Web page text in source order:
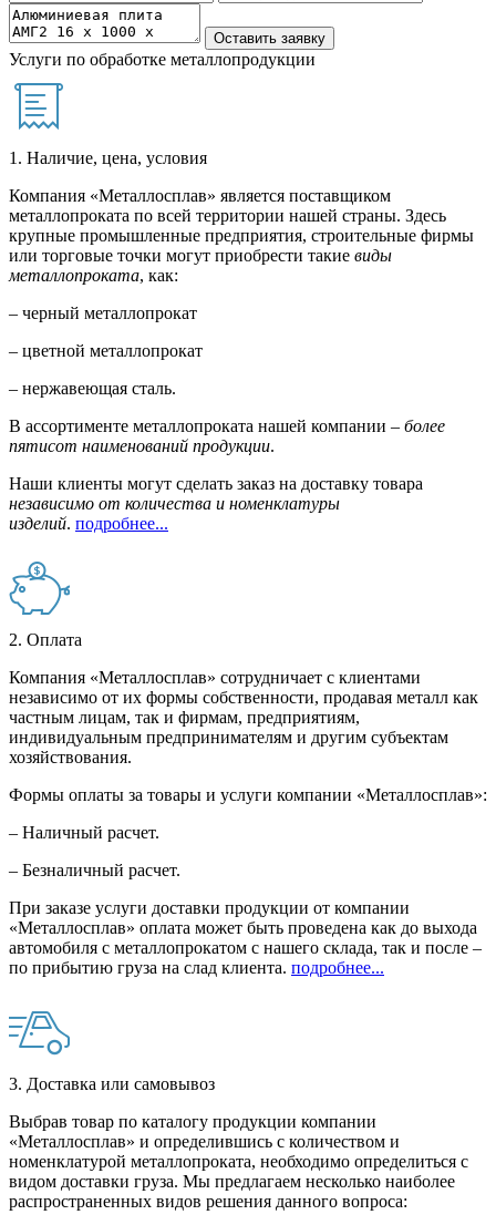
Услуги по обработке металлопродукции
1. Наличие, цена, условия
Компания «Металлосплав» является поставщиком
металлопроката по всей территории нашей страны. Здесь
крупные промышленные предприятия, строительные фирмы
или торговые точки могут приобрести такие виды
металлопроката, как:
– черный металлопрокат
– цветной металлопрокат
– нержавеющая сталь.
В ассортименте металлопроката нашей компании – более
пятисот наименований продукции.
Наши клиенты могут сделать заказ на доставку товара
независимо от количества и номенклатуры
изделий. подробнее...
2. Оплата
Компания «Металлосплав» сотрудничает с клиентами
независимо от их формы собственности, продавая металл как
частным лицам, так и фирмам, предприятиям,
индивидуальным предпринимателям и другим субъектам
хозяйствования.
Формы оплаты за товары и услуги компании «Металлосплав»:
– Наличный расчет.
– Безналичный расчет.
При заказе услуги доставки продукции от компании
«Металлосплав» оплата может быть проведена как до выхода
автомобиля с металлопрокатом с нашего склада, так и после –
по прибытию груза на слад клиента. подробнее...
3. Доставка или самовывоз
Выбрав товар по каталогу продукции компании
«Металлосплав» и определившись с количеством и
номенклатурой металлопроката, необходимо определиться с
видом доставки груза. Мы предлагаем несколько наиболее
распространенных видов решения данного вопроса: